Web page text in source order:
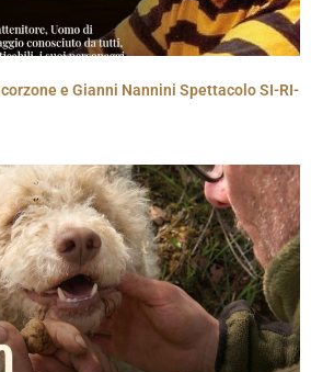
e Gianni Nannini Spettacolo SI-RI-